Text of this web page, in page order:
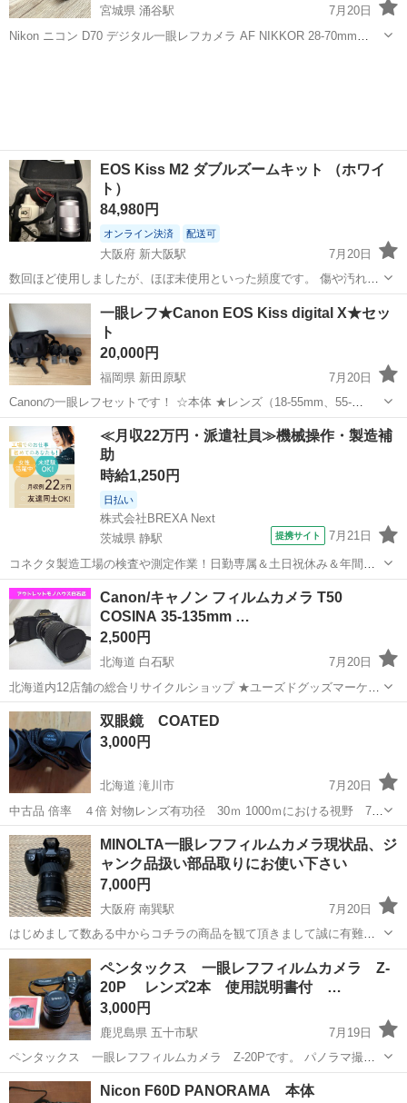
宮城県 涌谷駅
7月20日
Nikon ニコン D70 デジタル一眼レフカメラ AF NIKKOR 28-70mm
EOS Kiss M2 ダブルズームキット （ホワイ
ト）
84,980円
オンライン決済 配送可
大阪府 新大阪駅
7月20日
数回ほど使用しましたが、ほぼ未使用といった頻度です。 傷や汚れも
なく、素人目ではありますが綺麗だと思います。 バッテリーも良好で
す。 ブランド：キヤノン EOS EOS Kiss 付属レンズ：レンズキット
付属レンズ...
大阪 大阪市 新大阪駅
一眼レフ★Canon EOS Kiss digital X★セッ
ト
20,000円
福岡県 新田原駅
7月20日
Canonの一眼レフセットです！ ☆本体 ★レンズ（18-55mm、55-
200mm、75-300mm） レンズ3本ともCanonの純正品です。 ☆充電
器、電池2個（電池のみ互換品です） ★レンズフード ☆カメラバック
...
福岡 京都郡 新田原駅 カメラ EOS
≪月収22万円・派遣社員≫機械操作・製造補
助
時給1,250円
日払い
株式会社BREXA Next
茨城県 静駅
提携サイト 7月21日
コネクタ製造工場の検査や測定作業！日勤専属＆土日祝休み＆年間休
日128日★クリーンルーム内作業★マイカー通勤OK＆無料駐車場あり
★就業先食堂利用可！日払い制度あり！《茨城県常陸大宮市》 人気の
工場のお仕事 ◇コネクタ製造工...
茨城 常陸大宮市 静駅
Canon/キャノン フィルムカメラ T50
COSINA 35-135mm …
2,500円
北海道 白石駅
7月20日
北海道内12店舗の総合リサイクルショップ ★ユーズドグッズマーケッ
ト★ アウトレットモノハウス白石店です。 PayPay(ペイペイ)支払い
対応！ --------------------------------...
北海道 札幌市 白石駅
双眼鏡 COATED
3,000円
北海道 滝川市
7月20日
中古品 倍率 ４倍 対物レンズ有功径 30ｍ 1000ｍにおける視野 75
ｍ北海道 滝川市 双眼鏡
MINOLTA一眼レフフィルムカメラ現状品、ジ
ャンク品扱い部品取りにお使い下さい
7,000円
大阪府 南巽駅
7月20日
はじめまして数ある中からコチラの商品を観て頂きまして誠に有難う
御座います。コチラの商品はかなり昔から自宅にありました。
MINOLTA一眼レフフィルムカメラ現状品、ジャンク品扱い部品取りに
お使い下さいの出品に成っております。み...
大阪 大阪市 南巽駅 一眼レフ
ペンタックス 一眼レフフィルムカメラ Z-
20P レンズ2本 使用説明書付 …
3,000円
鹿児島県 五十市駅
7月19日
ペンタックス 一眼レフフィルムカメラ Z-20Pです。 パノラマ撮影
可能。 シグマレンズ2本、使用説明書付きの動作確認済になります。
互換アイカップとショルダー紐付きです。 本体は、液晶部分がやや使
鹿児島 曽於市 ペンタックス
Nicon F60D PANORAMA 本体